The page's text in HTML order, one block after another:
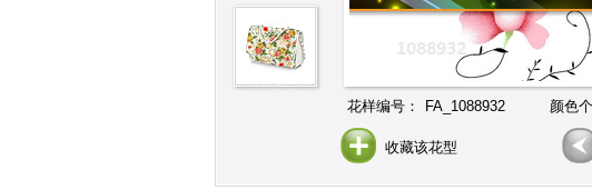
花样编号： FA_1088932 颜色
收藏该花型